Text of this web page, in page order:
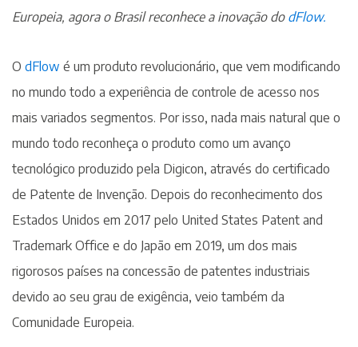
Europeia, agora o Brasil reconhece a inovação dodFlow.
O dFlow é um produto revolucionário, que vem modificando
no mundo todo a experiência de controle de acesso nos
mais variados segmentos. Por isso, nada mais natural que o
mundo todo reconheça o produto como um avanço
tecnológico produzido pela Digicon, através do certificado
de Patente de Invenção. Depois do reconhecimento dos
Estados Unidos em 2017 pelo United States Patent and
Trademark Office e do Japão em 2019, um dos mais
rigorosos países na concessão de patentes industriais
devido ao seu grau de exigência, veio também da
Comunidade Europeia.